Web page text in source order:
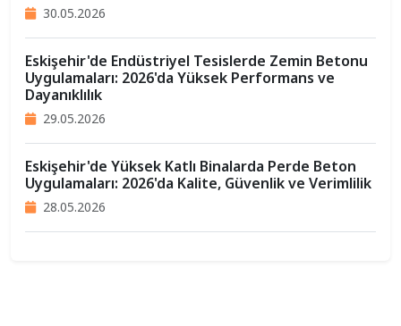
30.05.2026
Eskişehir'de Endüstriyel Tesislerde Zemin Betonu
Uygulamaları: 2026'da Yüksek Performans ve
Dayanıklılık
29.05.2026
Eskişehir'de Yüksek Katlı Binalarda Perde Beton
Uygulamaları: 2026'da Kalite, Güvenlik ve Verimlilik
28.05.2026